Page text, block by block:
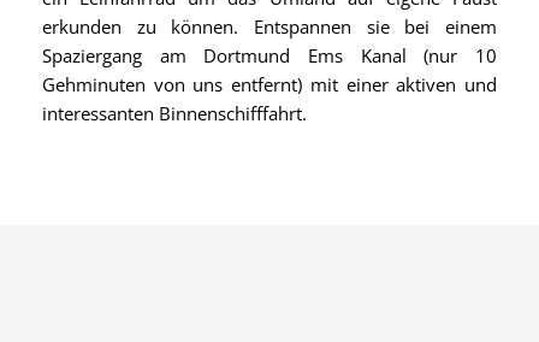
erkunden zu können. Entspannen sie bei einem
Spaziergang am Dortmund Ems Kanal (nur 10
Gehminuten von uns entfernt) mit einer aktiven und
interessanten Binnenschifffahrt.